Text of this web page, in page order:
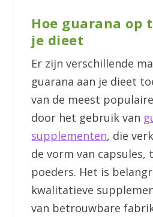
Hoe guarana op
je dieet
Er zijn verschillende
guarana aan je dieet
van de meest
door het gebruik van
supplementen, die
de vorm van
poeders. Het is
kwalitatieve
van betrouwbare